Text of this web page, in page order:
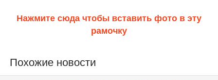
Нажмите сюда чтобы вставить фото в эту
рамочку
Похожие новости